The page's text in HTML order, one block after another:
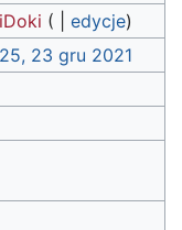
( |edycje)
23 gru 2021